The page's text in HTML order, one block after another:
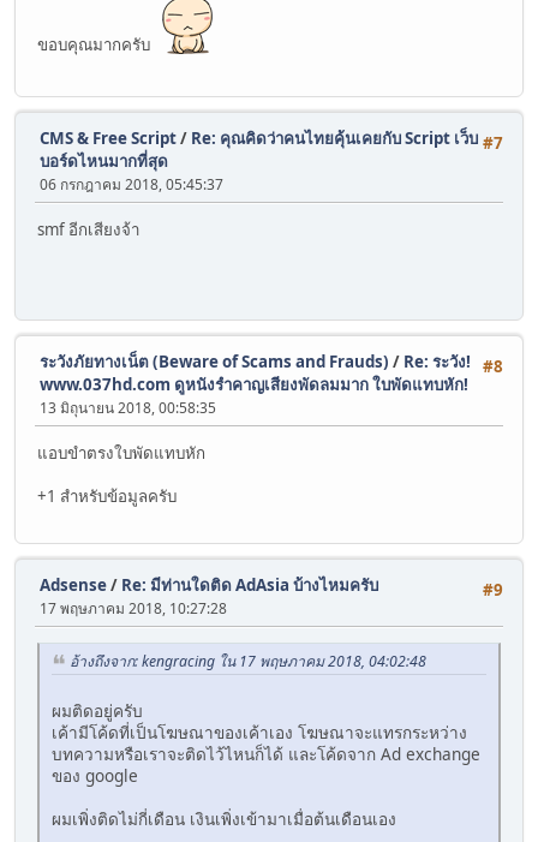
ขอบคุณมากครับ
#7
CMS & Free Script/ Re: คุณคิดว่าคนไทยคุ้นเคยกับ Script เว็บ
บอร์ดไหนมากที่สุด
06 กรกฎาคม 2018, 05:45:37
smf อีกเสียงจ้า
#8
ระวังภัยทางเน็ต (Beware of Scams and Frauds) / Re: ระวัง!
www.037hd.com ดูหนังรำคาญเสียงพัดลมมาก ใบพัดแทบหัก!
13 มิถุนายน 2018, 00:58:35
แอบขำตรงใบพัดแทบหัก
+1 สำหรับข้อมูลครับ
#9
Adsense/ Re: มีท่านใดติด AdAsia บ้างไหมครับ
17 พฤษภาคม 2018, 10:27:28
อ้างถึงจาก: kengracing ใน 17 พฤษภาคม 2018, 04:02:48
ผมติดอยู่ครับ
เค้ามีโค้ดที่เป็นโฆษณาของเค้าเอง โฆษณาจะแทรกระหว่าง
บทความหรือเราจะติดไว้ไหนก็ได้ และโค้ดจาก Ad exchange
ของ google
ผมเพิ่งติดไม่กี่เดือน เงินเพิ่งเข้ามาเมื่อต้นเดือนเอง